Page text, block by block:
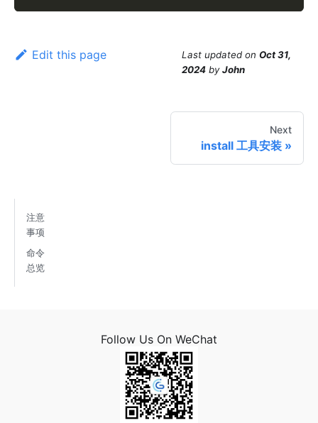
Edit this page Last updated on Oct 31,
2024 byJohn
Next
install 工具安装
注意
事项
命令
总览
Follow Us On WeChat